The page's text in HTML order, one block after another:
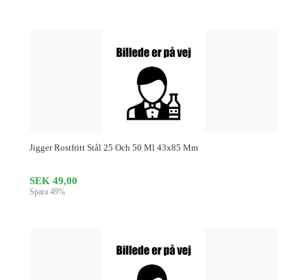
Jigger Rostfritt Stål 25 Och 50 Ml 43x85 Mm
SEK 49,00
Spara 49%